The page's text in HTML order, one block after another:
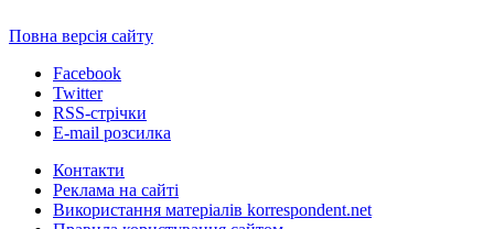
Повна версія сайту
Facebook
Twitter
RSS-стрічки
E-mail розсилка
Контакти
Реклама на сайті
Використання матеріалів korrespondent.net